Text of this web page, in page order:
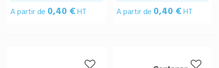
A partir de 0,40 €HT A partir de 0,40 €HT